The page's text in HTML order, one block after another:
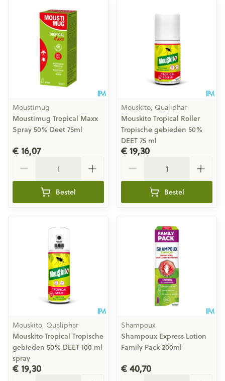
Moustimug
Moustimug Tropical Maxx
Spray 50% Deet 75ml
€ 16,07
Bestel
Mouskito, Qualiphar
Mouskito Tropical Roller
Tropische gebieden 50%
DEET 75 ml
€ 19,30
Bestel
Mouskito, Qualiphar
Mouskito Tropical Tropische
gebieden 50% DEET 100 ml
spray
€ 19,30
Shampoux
Shampoux Express Lotion
Family Pack 200ml
€ 40,70